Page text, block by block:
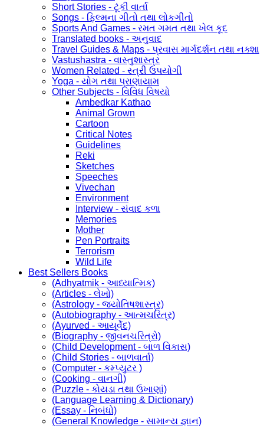
Short Stories - ટૂંકી વાર્તા
Songs - ફિલ્મના ગીતો તથા લોકગીતો
Sports And Games - રમત ગમત તથા ખેલ કૂદ
Translated books - અનુવાદ
Travel Guides & Maps - પ્રવાસ માર્ગદર્શન તથા નક્શા
Vastushastra - વાસ્તુશાસ્ત્ર
Women Related - સ્ત્રી ઉપયોગી
Yoga - યોગ તથા પ્રાણાયામ
Other Subjects - વિવિધ વિષયો
Ambedkar Kathao
Animal Grown
Cartoon
Critical Notes
Guidelines
Reki
Sketches
Speeches
Vivechan
Environment
Interview - સંવાદ કળા
Memories
Mother
Pen Portraits
Terrorism
Wild Life
Best Sellers Books
(Adhyatmik - આધ્યાત્મિક)
(Articles - લેખો)
(Astrology - જ્યોતિષશાસ્ત્ર)
(Autobiography - આત્મચરિત્ર)
(Ayurved - આયૂર્વેદ)
(Biography - જીવનચરિત્રો)
(Child Development - બાળ વિકાસ)
(Child Stories - બાળવાર્તા)
(Computer - કમ્પ્યુટર )
(Cooking - વાનગી)
(Puzzle - કોયડા તથા ઉખાણાં)
(Language Learning & Dictionary)
(Essay - નિબંધો)
(General Knowledge - સામાન્ય જ્ઞાન)